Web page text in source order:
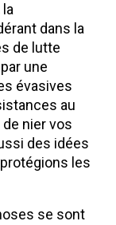
dans la
de lutte
une
évasives
au
nier vos
des idées
les
se sont